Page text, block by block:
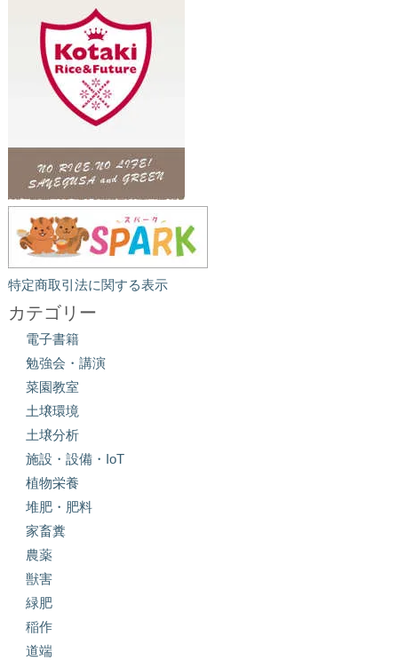
特定商取引法に関する表示
カテゴリー
電子書籍
勉強会・講演
菜園教室
土壌環境
土壌分析
施設・設備・IoT
植物栄養
堆肥・肥料
家畜糞
農薬
獣害
緑肥
稲作
道端